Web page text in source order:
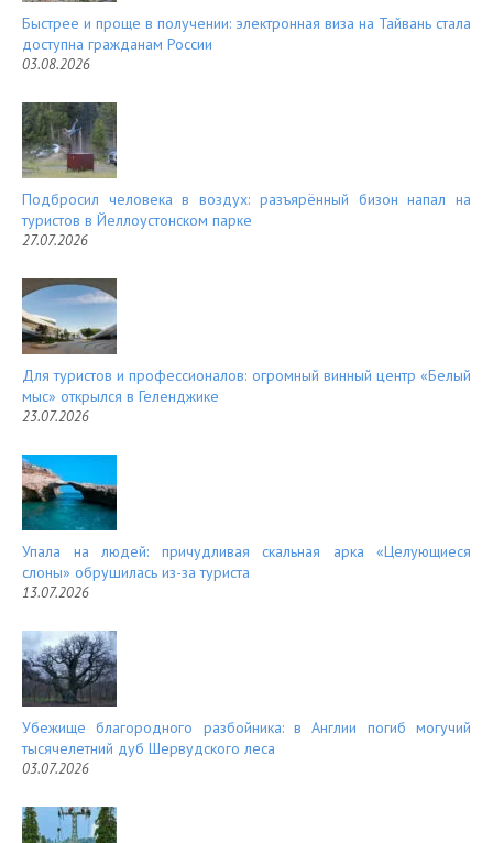
Быстрее и проще в получении: электронная виза на Тайвань стала
доступна гражданам России
03.08.2026
Подбросил человека в воздух: разъярённый бизон напал на
туристов в Йеллоустонском парке
27.07.2026
Для туристов и профессионалов: огромный винный центр «Белый
мыс» открылся в Геленджике
23.07.2026
Упала на людей: причудливая скальная арка «Целующиеся
слоны» обрушилась из-за туриста
13.07.2026
Убежище благородного разбойника: в Англии погиб могучий
тысячелетний дуб Шервудского леса
03.07.2026